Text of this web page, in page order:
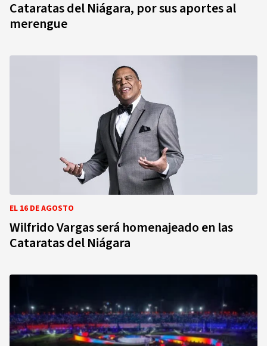
Cataratas del Niágara, por sus aportes al
merengue
EL 16 DE AGOSTO
Wilfrido Vargas será homenajeado en las
Cataratas del Niágara